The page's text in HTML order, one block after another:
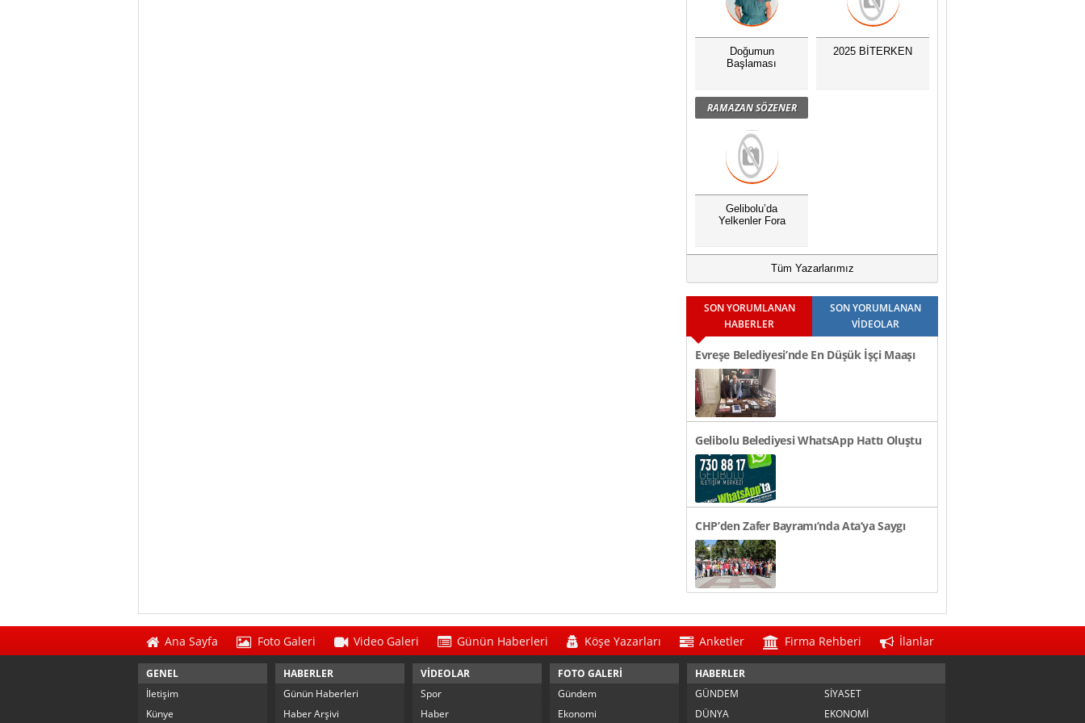
Doğumun
Başlaması
2025 BİTERKEN
RAMAZAN SÖZENER
Gelibolu’da
Yelkenler Fora
Tüm Yazarlarımız
SON YORUMLANAN
HABERLER
SON YORUMLANAN
VİDEOLAR
Evreşe Belediyesi’nde En Düşük İşçi Maaşı
48 Bin TL Oldu
Gelibolu Belediyesi WhatsApp Hattı Oluştu
CHP’den Zafer Bayramı’nda Ata’ya Saygı
Töreni
Ana Sayfa Foto Galeri Video Galeri Günün Haberleri Köşe Yazarları Anketler Firma Rehberi İlanlar
GENEL
İletişim
Künye
HABERLER
Günün Haberleri
Haber Arşivi
VİDEOLAR
Spor
Haber
FOTO GALERİ
Gündem
Ekonomi
HABERLER
GÜNDEM
SİYASET
DÜNYA
EKONOMİ